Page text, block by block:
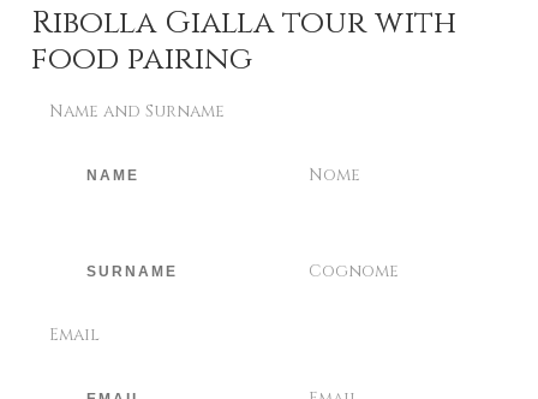
Ribolla Gialla tour with
food pairing
Name and Surname
Nome
Cognome
Email